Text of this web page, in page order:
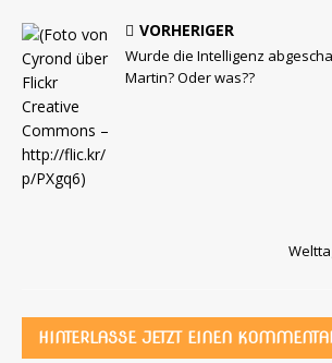
VORHERIGER
Wurde die Intelligenz
Martin? Oder was??
HINTERLASSE JETZT EINEN